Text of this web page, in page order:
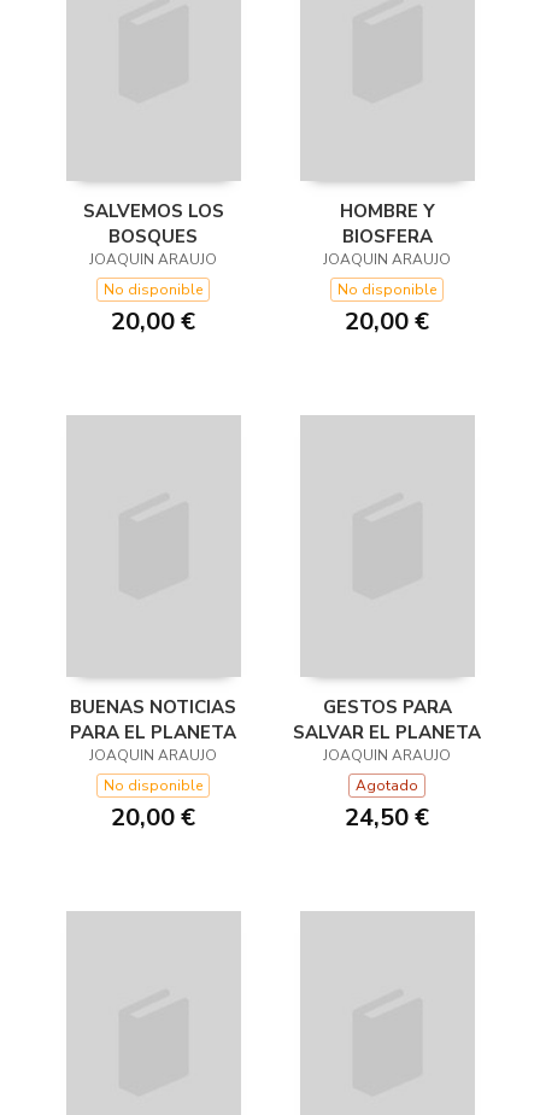
SALVEMOS LOS
BOSQUES
JOAQUIN ARAUJO
No disponible
20,00 €
HOMBRE Y
BIOSFERA
JOAQUIN ARAUJO
No disponible
20,00 €
BUENAS NOTICIAS
PARA EL PLANETA
JOAQUIN ARAUJO
No disponible
20,00 €
GESTOS PARA
SALVAR EL PLANETA
JOAQUIN ARAUJO
Agotado
24,50 €